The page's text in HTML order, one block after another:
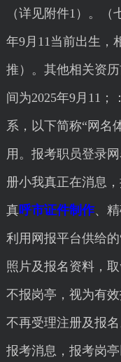
（详见附件1）。
年9月11当前出生，
推）。其他相关资
间为2025年9月11
系，以下简称“网名
用。报考职员登录
册小我真正在消息
真呼市证件制作、
利用网报平台供给
照片及报名资料，
不报岗亭，视为有
不再受理注册及报
报考消息，报考岗